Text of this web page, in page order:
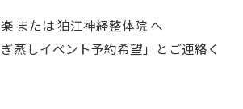
または 狛江神経整体院 へ
蒸しイベント予約希望」とご連絡く